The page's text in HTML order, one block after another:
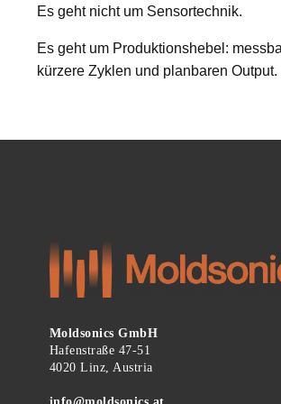
Es geht nicht um Sensortechnik.
Es geht um Produktionshebel:
kürzere Zyklen und planbaren Output.
Moldsonics GmbH
Hafenstraße 47-51
4020 Linz, Austria